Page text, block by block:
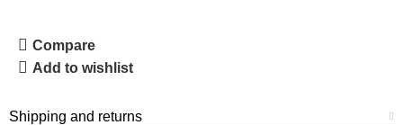
Compare
Add to wishlist
Shipping and returns